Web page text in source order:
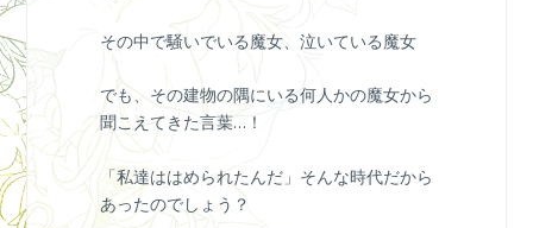
その中で騒いでいる魔女、泣いている魔女
でも、その建物の隅にいる何人かの魔女から
聞こえてきた言葉…！
「私達ははめられたんだ」そんな時代だから
あったのでしょう？